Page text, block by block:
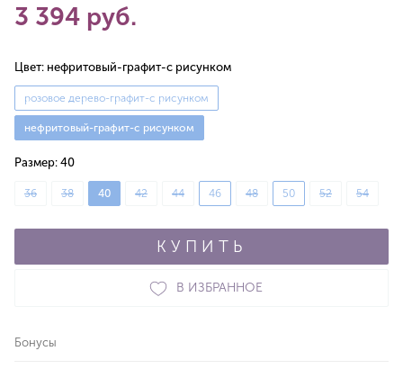
3 394 руб.
Цвет: нефритовый-графит-с рисунком
розовое дерево-графит-с рисунком
нефритовый-графит-с рисунком
Размер: 40
36 38 40 42 44 46 48 50 52 54
КУПИТЬ
В ИЗБРАННОЕ
Бонусы